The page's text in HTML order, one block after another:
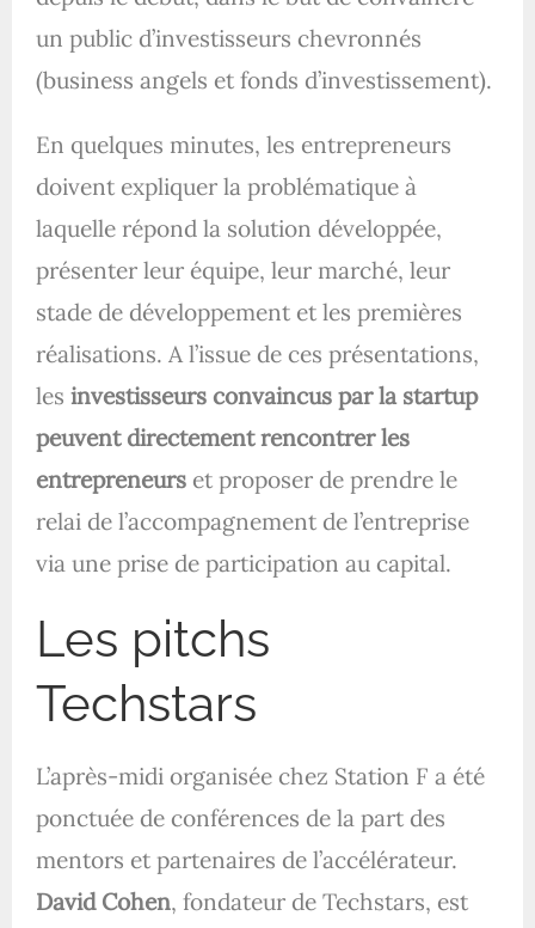
un public d’investisseurs chevronnés
(business angels et fonds d’investissement).
En quelques minutes, les entrepreneurs
doivent expliquer la problématique à
laquelle répond la solution développée,
présenter leur équipe, leur marché, leur
stade de développement et les premières
réalisations. A l’issue de ces présentations,
les investisseurs convaincus par la startup
peuvent directement rencontrer les
entrepreneurs et proposer de prendre le
relai de l’accompagnement de l’entreprise
via une prise de participation au capital.
Les pitchs
Techstars
L’après-midi organisée chez Station F a été
ponctuée de conférences de la part des
mentors et partenaires de l’accélérateur.
David Cohen, fondateur de Techstars, est